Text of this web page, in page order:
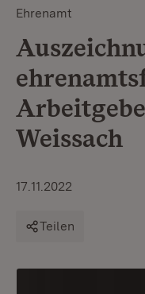
Ehrenamt
Weissach
17.11.2022
Teilen